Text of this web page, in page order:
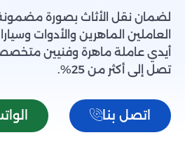
لضمان نقل الأثاث بصورة
العاملين الماهرين والأدوات
أيدي عاملة ماهرة وفنيين
تصل إلى أكثر من 25%.
اتصل بنا